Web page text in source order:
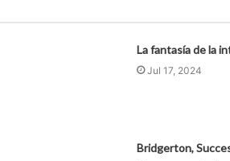
La fantasía de la
Jul 17, 2024
Bridgerton,